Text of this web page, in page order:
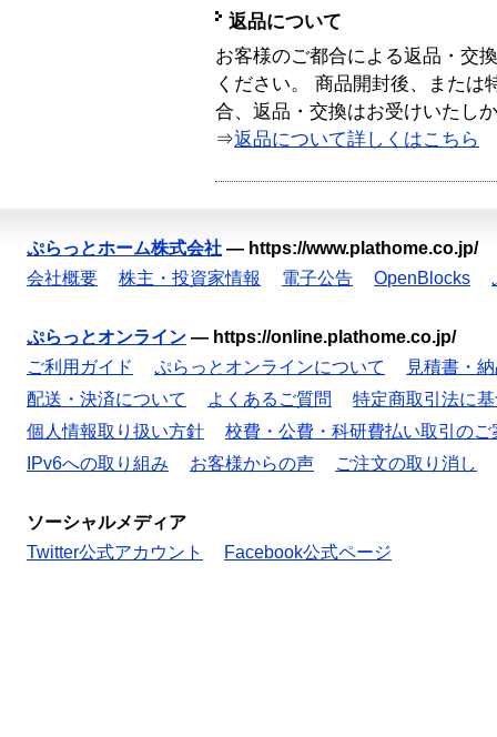
返品について
お客様のご都合による返品・交
ください。 商品開封後、または
合、返品・交換はお受けいたし
⇒返品について詳しくはこちら
ぷらっとホーム株式会社 — https://www.plathome.co.jp/
会社概要
株主・投資家情報 電子公告 OpenBlocks
ぷらっとオンライン — https://online.plathome.co.jp/
ご利用ガイド
ぷらっとオンラインについて
見積書・
配送・決済について
よくあるご質問
特定商取引法に
個人情報取り扱い方針
校費・公費・科研費払い取引のご
IPv6への取り組み
お客様からの声 ご注文の取り消し
ソーシャルメディア
Twitter公式アカウント
Facebook公式ページ